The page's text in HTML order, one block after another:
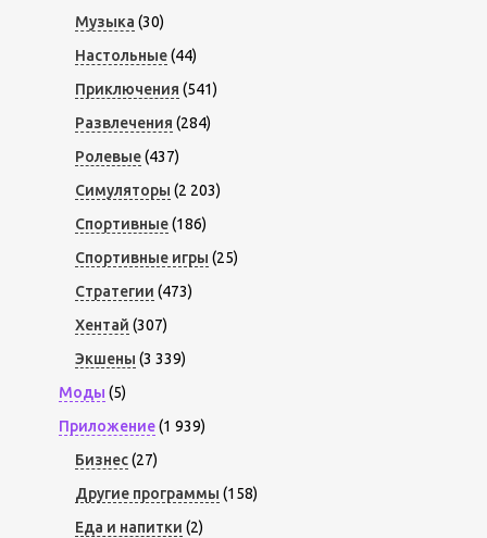
Музыка (30)
Настольные(44)
Приключения (541)
Развлечения (284)
Ролевые(437)
Симуляторы (2 203)
Спортивные(186)
Спортивные игры (25)
Стратегии (473)
Хентай (307)
Экшены (3 339)
Моды (5)
Приложение(1 939)
Бизнес(27)
Другие программы (158)
Еда и напитки (2)